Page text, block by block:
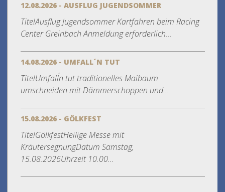
12.08.2026 - AUSFLUG JUGENDSOMMER
TitelAusflug Jugendsommer Kartfahren beim Racing
Center Greinbach Anmeldung erforderlich...
14.08.2026 - UMFALL´N TUT
TitelUmfall´n tut traditionelles Maibaum
umschneiden mit Dämmerschoppen und...
15.08.2026 - GÖLKFEST
TitelGölkfestHeilige Messe mit
KräutersegnungDatum Samstag,
15.08.2026Uhrzeit 10.00...